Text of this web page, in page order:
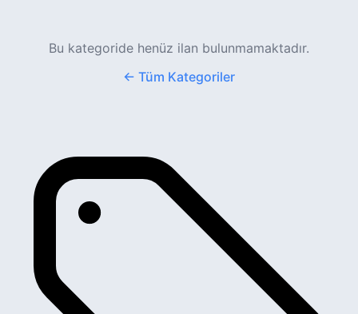
Bu kategoride henüz ilan bulunmamaktadır.
← Tüm Kategoriler